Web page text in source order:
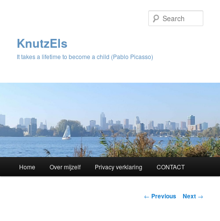
KnutzEls
It takes a lifetime to become a child (Pablo Picasso)
Skip
Home Over mijzelf Privacy verklaring CONTACT
Post
← Previous Next →